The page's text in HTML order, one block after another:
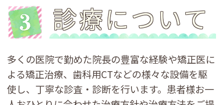
診療について
多くの医院で勤めた院長の豊富な経験や矯正医に
よる矯正治療、歯科用CTなどの様々な設備を駆
使し、丁寧な診査・診断を行います。患者様お一